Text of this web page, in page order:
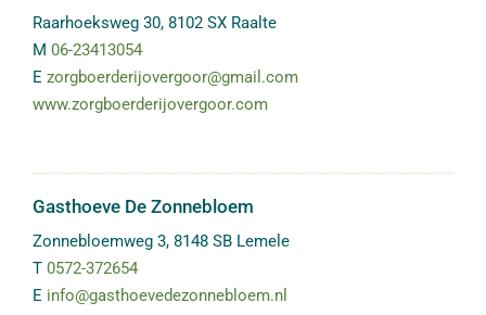
Raarhoeksweg 30, 8102 SX Raalte
M 06-23413054
E zorgboerderijovergoor@gmail.com
www.zorgboerderijovergoor.com
Gasthoeve De Zonnebloem
Zonnebloemweg 3, 8148 SB Lemele
T 0572-372654
E info@gasthoevedezonnebloem.nl